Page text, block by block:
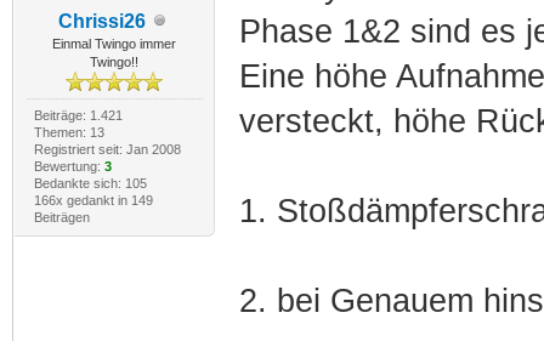
Chrissi26
Einmal Twingo immer
Twingo!!
Beiträge: 1.421
Themen: 13
Registriert seit: Jan 2008
Bewertung: 3
Bedankte sich: 105
166x gedankt in 149
Beiträgen
Phase 1&2 sind es
Eine höhe
versteckt, höhe
1.
2. bei Genauem